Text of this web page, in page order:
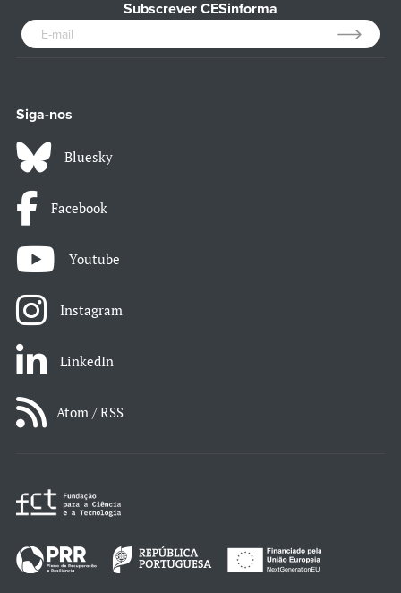
Subscrever CESinforma
Siga-nos
Bluesky
Facebook
Youtube
Instagram
LinkedIn
Atom / RSS